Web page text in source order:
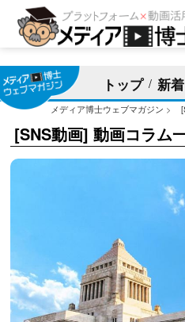
トップ 新
メディア博士ウェブマガジン >
[SNS動画] 動画コラム